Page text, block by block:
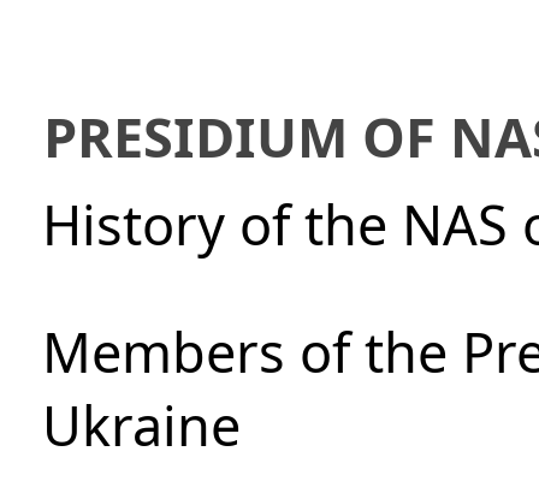
PRESIDIUM OF
History of the NAS
Members of the
Ukraine